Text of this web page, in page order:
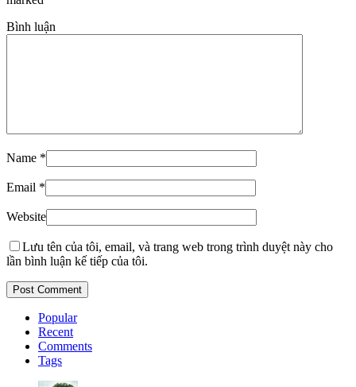
Bình luận
Name *
Email *
Website
Lưu tên của tôi, email, và trang web trong trình duyệt này cho
lần bình luận kế tiếp của tôi.
Popular
Recent
Comments
Tags